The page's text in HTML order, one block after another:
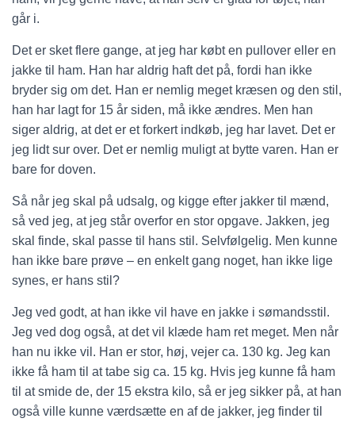
går i.
Det er sket flere gange, at jeg har købt en pullover eller en
jakke til ham. Han har aldrig haft det på, fordi han ikke
bryder sig om det. Han er nemlig meget kræsen og den stil,
han har lagt for 15 år siden, må ikke ændres. Men han
siger aldrig, at det er et forkert indkøb, jeg har lavet. Det er
jeg lidt sur over. Det er nemlig muligt at bytte varen. Han er
bare for doven.
Så når jeg skal på udsalg, og kigge efter jakker til mænd,
så ved jeg, at jeg står overfor en stor opgave. Jakken, jeg
skal finde, skal passe til hans stil. Selvfølgelig. Men kunne
han ikke bare prøve – en enkelt gang noget, han ikke lige
synes, er hans stil?
Jeg ved godt, at han ikke vil have en jakke i sømandsstil.
Jeg ved dog også, at det vil klæde ham ret meget. Men når
han nu ikke vil. Han er stor, høj, vejer ca. 130 kg. Jeg kan
ikke få ham til at tabe sig ca. 15 kg. Hvis jeg kunne få ham
til at smide de, der 15 ekstra kilo, så er jeg sikker på, at han
også ville kunne værdsætte en af de jakker, jeg finder til